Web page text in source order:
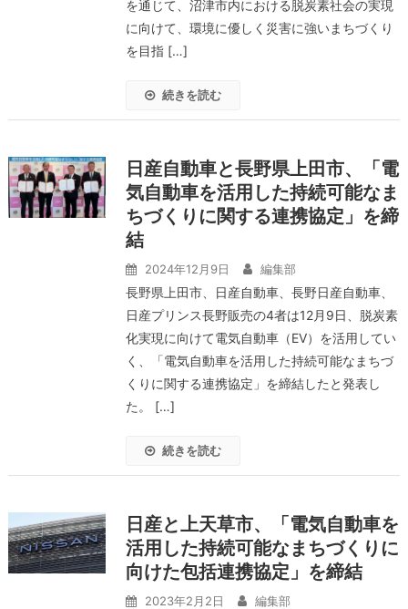
を通じて、沼津市内における脱炭素社会の実現
に向けて、環境に優しく災害に強いまちづくり
を目指 […]
続きを読む
日産自動車と長野県上田市、「電
気自動車を活用した持続可能なま
ちづくりに関する連携協定」を締
結
2024年12月9日 編集部
長野県上田市、日産自動車、長野日産自動車、
日産プリンス長野販売の4者は12月9日、脱炭素
化実現に向けて電気自動車（EV）を活用してい
く、「電気自動車を活用した持続可能なまちづ
くりに関する連携協定」を締結したと発表し
た。 […]
続きを読む
日産と上天草市、「電気自動車を
活用した持続可能なまちづくりに
向けた包括連携協定」を締結
2023年2月2日 編集部